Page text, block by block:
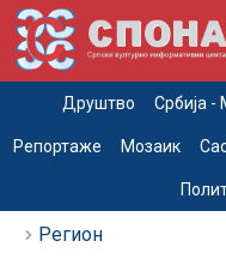
Друштво Србија -
Репортаже Мозаик
Регион